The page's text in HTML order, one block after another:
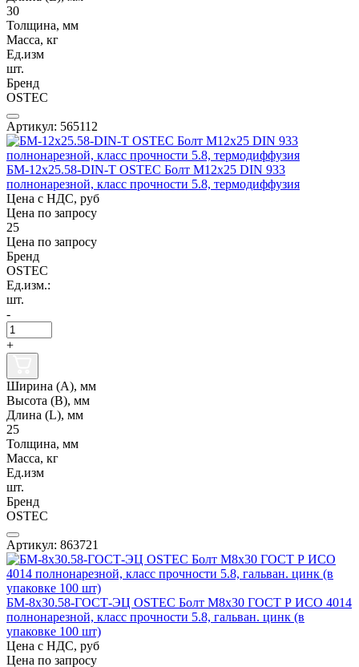
30
Толщина, мм
Масса, кг
Ед.изм
шт.
Бренд
OSTEC
Артикул: 565112
БМ-12х25.58-DIN-Т OSTEC Болт М12х25 DIN 933
полнонарезной, класс прочности 5.8, термодиффузия
Цена с НДС, руб
Цена по запросу
25
Цена по запросу
Бренд
OSTEC
Ед.изм.:
шт.
-
+
Ширина (А), мм
Высота (В), мм
Длина (L), мм
25
Толщина, мм
Масса, кг
Ед.изм
шт.
Бренд
OSTEC
Артикул: 863721
БМ-8х30.58-ГОСТ-ЭЦ OSTEC Болт М8х30 ГОСТ Р ИСО 4014
полнонарезной, класс прочности 5.8, гальван. цинк (в
упаковке 100 шт)
Цена с НДС, руб
Цена по запросу